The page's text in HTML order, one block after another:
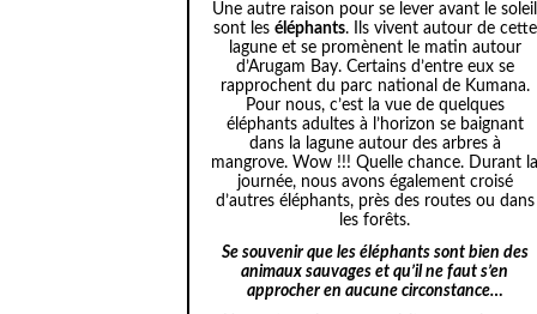
Une autre raison pour se lever avant le soleil
sont les éléphants. Ils vivent autour de cette
lagune et se promènent le matin autour
d’Arugam Bay. Certains d’entre eux se
rapprochent du parc national de Kumana.
Pour nous, c’est la vue de quelques
éléphants adultes à l’horizon se baignant
dans la lagune autour des arbres à
mangrove. Wow !!! Quelle chance. Durant
journée, nous avons également croisé
d’autres éléphants, près des routes ou dans
les forêts.
Se souvenir que les éléphants sont bien des
animaux sauvages et qu’il ne faut s’en
approcher en aucune circonstance…